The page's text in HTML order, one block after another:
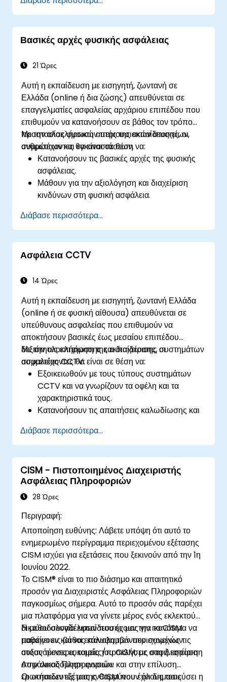
Αποκτήσουν γνώσεις σχετικά με τη διαχείριση
κινδύνων, την απόκριση σε περιστατικά και το
σχεδιασμό συνέχειας.
Προετοιμαστούν αποτελεσματικά για την
Βασικές αρχές φυσικής ασφάλειας
21 Ώρες
Αυτή η εκπαίδευση με εισηγητή, ζωντανή σε
Ελλάδα (online ή δια ζώσης) απευθύνεται σε
επαγγελματίες ασφαλείας αρχάριου επιπέδου που
επιθυμούν να κατανοήσουν σε βάθος τον τρόπο
προστασίας φυσικών περιουσιακών στοιχείων,
ανθρώπων και εγκαταστάσεων.
Με την ολοκλήρωση αυτής της εκπαίδευσης, οι
συμμετέχοντες θα είναι σε θέση να:
Κατανοήσουν τις βασικές αρχές της φυσικής
ασφάλειας.
Μάθουν για την αξιολόγηση και διαχείριση
κινδύνων στη φυσική ασφάλεια.
φυσικής ασφάλειας.
Κατανοήσουν την ενσωμάτωση της φυσικής
ασφάλειας με άλλους τομείς ασφαλείας.
Αναπτύξουν δεξιότητες σχεδιασμού και
ασφάλειας.
Διάβασε περισσότερα...
Ασφάλεια CCTV
14 Ώρες
Αυτή η εκπαίδευση με εισηγητή, ζωντανή Ελλάδα
(online ή σε φυσική αίθουσα) απευθύνεται σε
υπεύθυνους ασφαλείας που επιθυμούν να
αποκτήσουν βασικές έως μεσαίου επιπέδου
δεξιότητες επιτήρησης και διαχείρισης συστημάτων
ασφαλείας CCTV.
Με την ολοκλήρωση της εκπαίδευσης, οι
συμμετέχοντες θα είναι σε θέση να:
Εξοικειωθούν με τους τύπους συστημάτων
CCTV και να γνωρίζουν τα οφέλη και τα
χαρακτηριστικά τους.
Κατανοήσουν τις απαιτήσεις καλωδίωσης και
Εγκαθιστούν, παραμετροποιούν και
διαχειρίζονται συστήματα CCTV.
Διάβασε περισσότερα...
CISM - Πιστοποιημένος Διαχειριστής
Ασφάλειας Πληροφοριών
28 Ώρες
Περιγραφή:
Αποποίηση ευθύνης: Λάβετε υπόψη ότι αυτό το
ενημερωμένο περίγραμμα περιεχομένου εξέτασης
CISM ισχύει για εξετάσεις που ξεκινούν από την 1η
Ιουνίου 2022.
Το CISM® είναι το πιο διάσημο και απαιτητικό
προσόν για Διαχειριστές Ασφάλειας Πληροφοριών
παγκοσμίως σήμερα. Αυτό το προσόν σάς παρέχει
μια πλατφόρμα για να γίνετε μέρος ενός εκλεκτού
δικτύου συναδέλφων που έχουν την ικανότητα να
μαθαίνουν και να επαναλαμβάνουν συνεχώς τις
αυξανόμενες ευκαιρίες/προκλήσεις στη Διαχείριση
Ασφάλειας Πληροφοριών.
Η μεθοδολογία εκπαίδευσης μας για το CISM
παρέχει εις βάθος κάλυψη των περιεχομένων
στους τέσσερις τομείς του CISM, με σαφή εστίαση
στην οικοδόμηση εννοιών και στην επίλυση
ερωτήσεων εξέτασης CISM που έχει δημοσιεύσει η
Οι εκπαιδευτές μας ενθαρρύνουν όλους τους